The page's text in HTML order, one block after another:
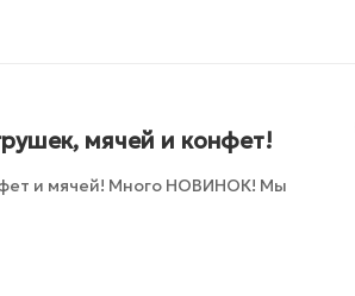
мячей и конфет!
и мячей! Много НОВИНОК! Мы